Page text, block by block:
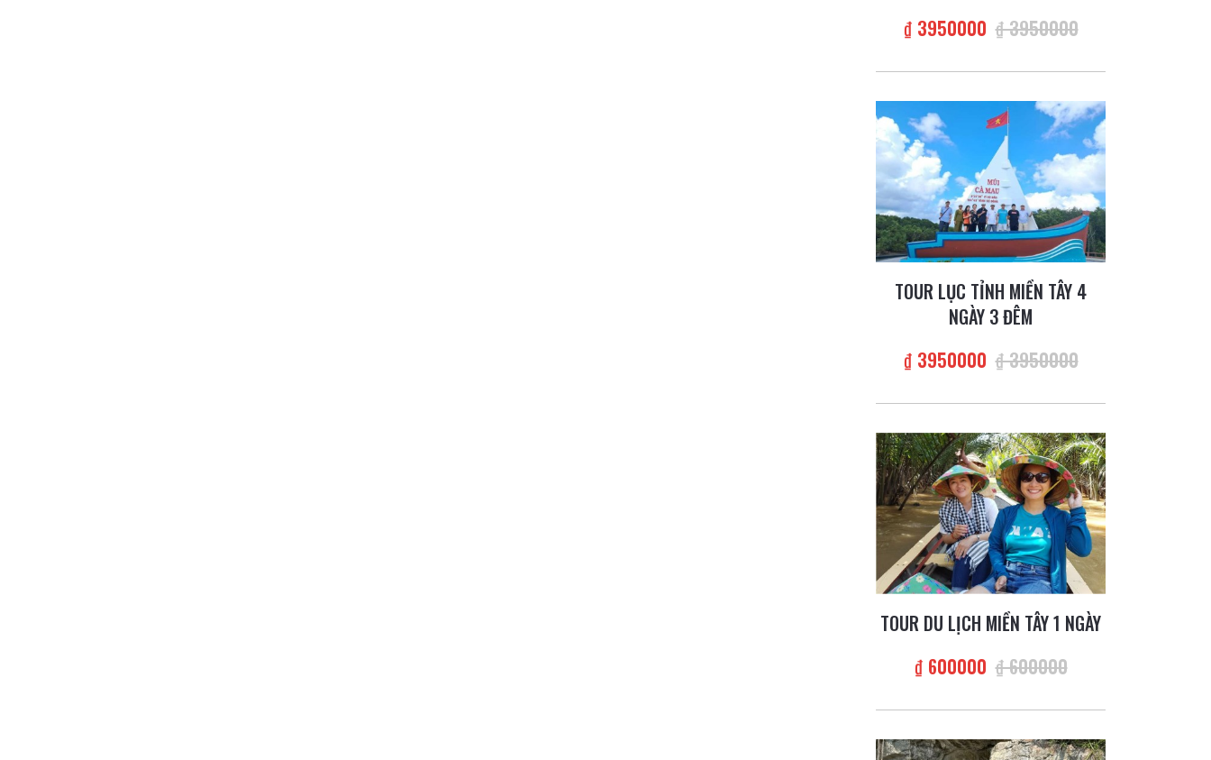
₫ 3950000 ₫ 3950000
TOUR LỤC TỈNH MIỀN TÂY 4
NGÀY 3 ĐÊM
₫ 3950000 ₫ 3950000
TOUR DU LỊCH MIỀN TÂY 1 NGÀY
₫ 600000 ₫ 600000